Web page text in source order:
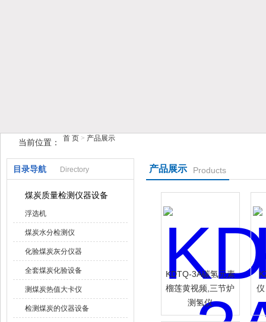
鹤壁市榴莲视频在线观看下载仪器仪表有限公司
当前位置： 首 页 > 产品展示
目录导航 Directory
煤炭质量检测仪器设备
浮选机
煤炭水分检测仪
化验煤炭灰分仪器
全套煤炭化验设备
测煤炭热值大卡仪
检测煤炭的仪器设备
产品展示 Products
KDTQ-3A碳氢元素
榴莲黄视频,三节炉
测氢仪